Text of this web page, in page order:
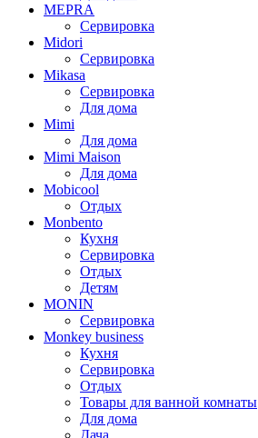
MEPRA
Сервировка
Midori
Сервировка
Mikasa
Сервировка
Для дома
Mimi
Для дома
Mimi Maison
Для дома
Mobicool
Отдых
Monbento
Кухня
Сервировка
Отдых
Детям
MONIN
Сервировка
Monkey business
Кухня
Сервировка
Отдых
Товары для ванной комнаты
Для дома